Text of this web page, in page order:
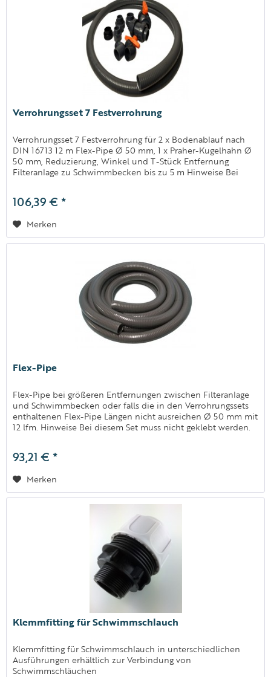
Verrohrungsset 7 Festverrohrung
Verrohrungsset 7 Festverrohrung für 2 x Bodenablauf nach
DIN 16713 12 m Flex-Pipe Ø 50 mm, 1 x Praher-Kugelhahn Ø
50 mm, Reduzierung, Winkel und T-Stück Entfernung
Filteranlage zu Schwimmbecken bis zu 5 m Hinweise Bei
106,39 € *
Merken
Flex-Pipe
Flex-Pipe bei größeren Entfernungen zwischen Filteranlage
und Schwimmbecken oder falls die in den Verrohrungssets
enthaltenen Flex-Pipe Längen nicht ausreichen Ø 50 mm mit
12 lfm. Hinweise Bei diesem Set muss nicht geklebt werden.
93,21 € *
Merken
Klemmfitting für Schwimmschlauch
Klemmfitting für Schwimmschlauch in unterschiedlichen
Ausführungen erhältlich zur Verbindung von
Schwimmschläuchen